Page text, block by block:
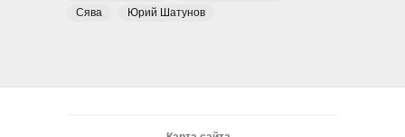
Сява
Юрий Шатунов